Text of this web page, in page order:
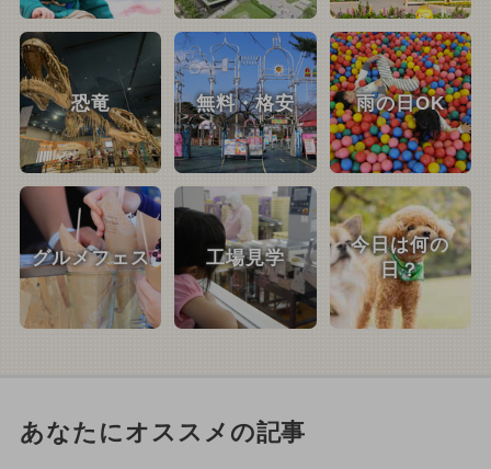
恐竜 無料・格安 雨の日OK
グルメフェス 工場見学
今日は何の
日？
あなたにオススメの記事